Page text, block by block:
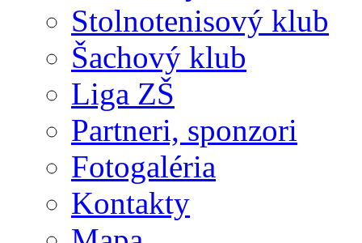
Stolnotenisový klub
Šachový klub
Liga ZŠ
Partneri, sponzori
Fotogaléria
Kontakty